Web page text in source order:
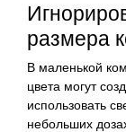
размера
В маленькой
цвета могут
использовать
небольших